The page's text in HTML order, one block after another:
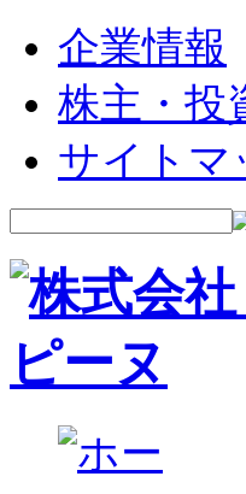
企業情報
株主・投
サイトマ